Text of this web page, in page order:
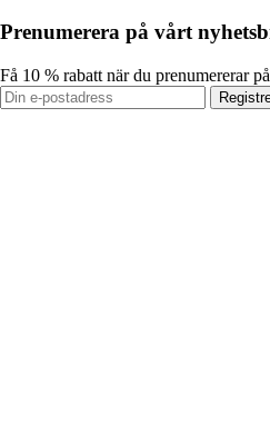
Prenumerera på vårt
Få 10 % rabatt när du prenumererar